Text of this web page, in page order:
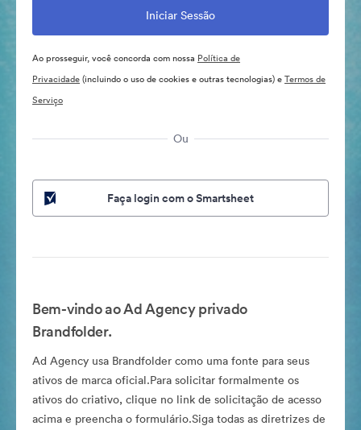
Ao prosseguir, você concorda com nossa Política de
Privacidade(incluindo o uso de cookies e outras tecnologias) eTermos de
Serviço
Ou
Faça login com o Smartsheet
Bem-vindo ao Ad Agency privado
Brandfolder.
Ad Agency usa Brandfolder como uma fonte para seus
ativos de marca oficial.Para solicitar formalmente os
ativos do criativo, clique no link de solicitação de acesso
acima e preencha o formulário.Siga todas as diretrizes de